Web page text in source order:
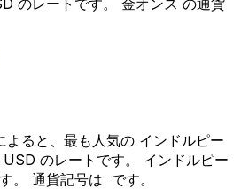
のレートです。 金オンス の通貨
よると、最も人気の インドルピー
のレートです。 インドルピー
通貨記号は ₹ です。